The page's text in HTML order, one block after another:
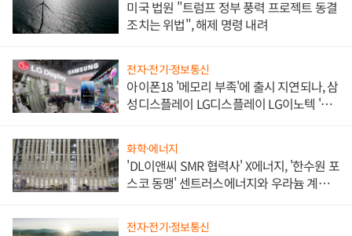
미국 법원 "트럼프 정부 풍력 프로젝트 동결
조치는 위법", 해제 명령 내려
전자·전기·정보통신
아이폰18 '메모리 부족'에 출시 지연되나, 삼
성디스플레이 LG디스플레이 LG이노텍 '탈
화학·에너지
'DL이앤씨 SMR 협력사' X에너지, '한수원 포
스코 동맹' 센트러스에너지와 우라늄 계약
전자·전기·정보통신